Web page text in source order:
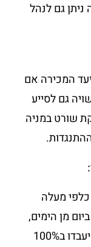
ניתן גם לנהל
המכירה אם
גם לסייע
שורט במניה
מעלה
מן הימים,
אין אופציה כזאת שתמיכה והתנגדות יעבדו ב100%